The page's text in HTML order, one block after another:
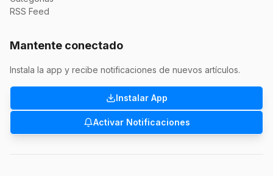
RSS Feed
Mantente conectado
Instala la app y recibe notificaciones de nuevos artículos.
Instalar App
Activar Notificaciones